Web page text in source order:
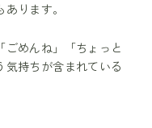
ります。
ごめんね」「ちょっと
持ちが含まれている